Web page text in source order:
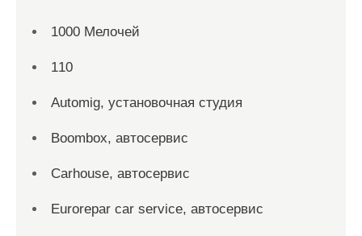
1000 Мелочей
110
Automig, установочная студия
Boombox, автосервис
Carhouse, автосервис
Eurorepar car service, автосервис